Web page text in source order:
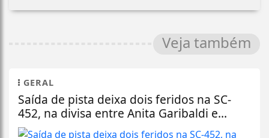
Veja também
GERAL
Saída de pista deixa dois feridos na SC-
452, na divisa entre Anita Garibaldi e...